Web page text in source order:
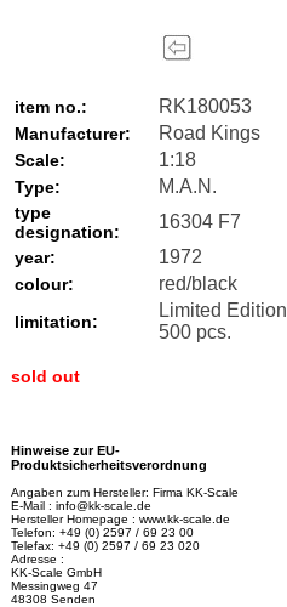
item no.: RK180053
Manufacturer: Road Kings
Scale: 1:18
Type: M.A.N.
type
designation:
16304 F7
year: 1972
colour: red/black
limitation:
Limited Edition
500 pcs.
sold out
Hinweise zur EU-
Produktsicherheitsverordnung
Angaben zum Hersteller: Firma KK-Scale
E-Mail : info@kk-scale.de
Hersteller Homepage : www.kk-scale.de
Telefon: +49 (0) 2597 / 69 23 00
Telefax: +49 (0) 2597 / 69 23 020
Adresse :
KK-Scale GmbH
Messingweg 47
48308 Senden